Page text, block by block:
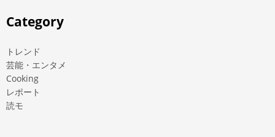
Category
トレンド
芸能・エンタメ
Cooking
レポート
読モ